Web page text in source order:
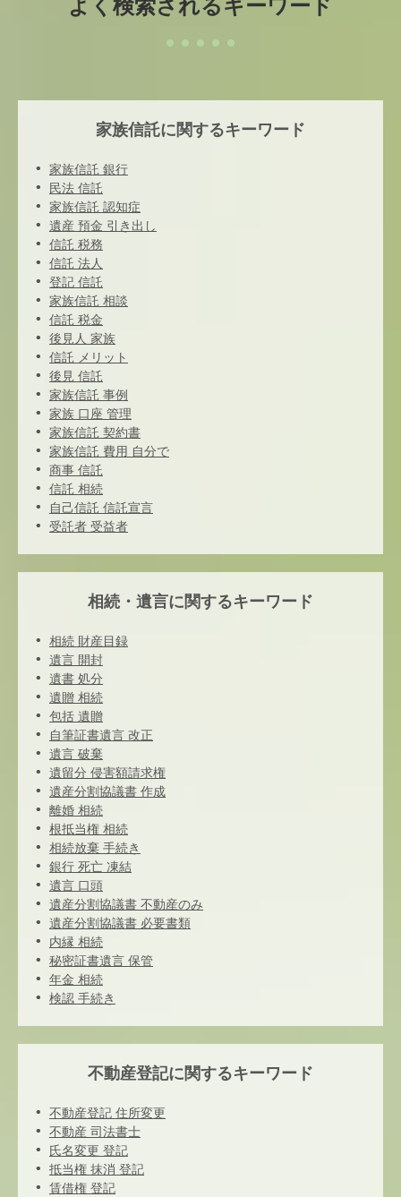
よく検索されるキーワード
家族信託に関するキーワード
家族信託 銀行
民法 信託
家族信託 認知症
遺産 預金 引き出し
信託 税務
信託 法人
登記 信託
家族信託 相談
信託 税金
後見人 家族
信託 メリット
後見 信託
家族信託 事例
家族 口座 管理
家族信託 契約書
家族信託 費用 自分で
商事 信託
信託 相続
自己信託 信託宣言
受託者 受益者
相続・遺言に関するキーワード
相続 財産目録
遺言 開封
遺書 処分
遺贈 相続
包括 遺贈
自筆証書遺言 改正
遺言 破棄
遺留分 侵害額請求権
遺産分割協議書 作成
離婚 相続
根抵当権 相続
相続放棄 手続き
銀行 死亡 凍結
遺言 口頭
遺産分割協議書 不動産のみ
遺産分割協議書 必要書類
内縁 相続
秘密証書遺言 保管
年金 相続
検認 手続き
不動産登記に関するキーワード
不動産登記 住所変更
不動産 司法書士
氏名変更 登記
抵当権 抹消 登記
賃借権 登記